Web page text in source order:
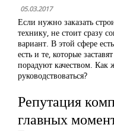
05.03.2017
Если нужно заказать
технику, не стоит сразу
вариант. В этой сфере
есть и те, которые
порадуют качеством. Как
руководствоваться?
Репутация
главных